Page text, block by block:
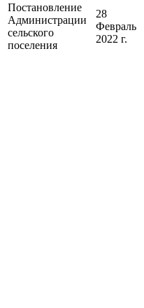
Постановление
Администрации
сельского
поселения
28
Февраль
2022 г.